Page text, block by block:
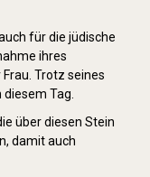
für die jüdische
ihres
Trotz seines
Tag.
über diesen Stein
damit auch